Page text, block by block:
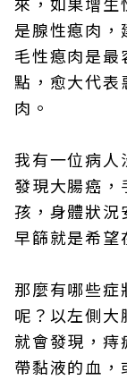
是腺性瘜肉
毛性瘜肉是
點，愈大代
肉。
我有一位病人
發現大腸癌，
孩，身體狀況
早篩就是希望
那麼有哪些症
呢？以左側
就會發現，痔
帶黏液的血，